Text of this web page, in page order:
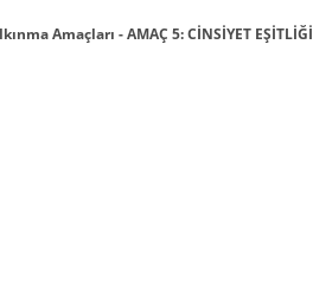
Amaçları - AMAÇ 5: CİNSİYET EŞİTLİĞİ